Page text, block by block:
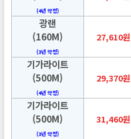
(4년 약정)
광랜
(160M)
(3년 약정)
27,610원
기가라이트
(500M)
(4년 약정)
29,370원
기가라이트
(500M)
(3년 약정)
31,460원